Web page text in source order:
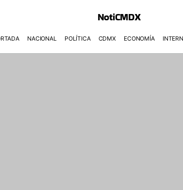
NotiCMDX
NACIONAL POLÍTICA CDMX ECONOMÍA